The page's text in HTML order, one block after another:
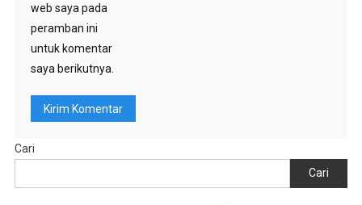
web saya pada
peramban ini
untuk komentar
saya berikutnya.
Cari
Cari